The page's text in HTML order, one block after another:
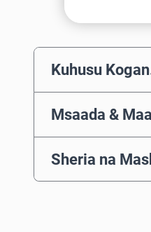
Kuhusu
Msaada &
Sheria na